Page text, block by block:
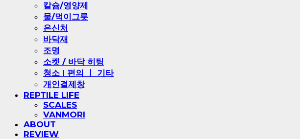
칼슘/영양제
물/먹이그릇
은신처
바닥재
조명
소켓 / 바닥 히팅
청소 l 편의 ㅣ 기타
개인결제창
REPTILE LIFE
SCALES
VANMORI
ABOUT
REVIEW